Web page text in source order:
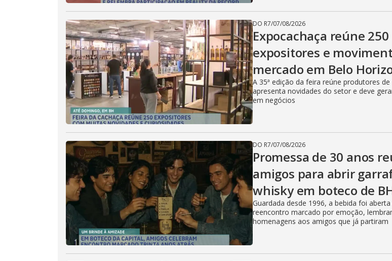
DO R7/07/08/2026
Expocachaça reúne 250
expositores e
mercado em Belo
A 35ª edição da feira reúne produtores
apresenta novidades do setor e deve
em negócios
DO R7/07/08/2026
Promessa de 30 anos
amigos para abrir
whisky em boteco de
Guardada desde 1996, a bebida foi
reencontro marcado por emoção,
homenagens aos amigos que já partiram